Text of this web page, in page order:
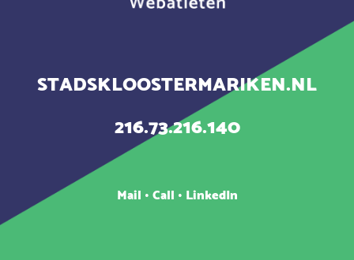
STADSKLOOSTERMARIKEN.NL
216.73.216.140
Mail •Call • LinkedIn